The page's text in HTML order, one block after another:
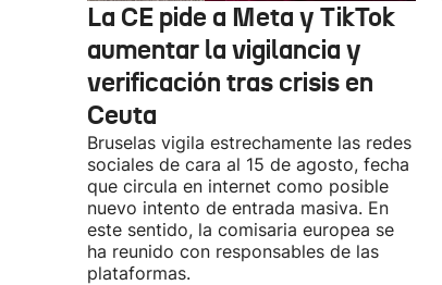
La CE pide a Meta y TikTok
aumentar la vigilancia y
verificación tras crisis en
Ceuta
Bruselas vigila estrechamente las redes
sociales de cara al 15 de agosto, fecha
que circula en internet como posible
nuevo intento de entrada masiva. En
este sentido, la comisaria europea se
ha reunido con responsables de las
plataformas.